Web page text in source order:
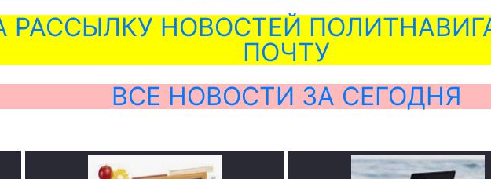
НОВОСТЕЙ
ПОЧТУ
ВСЕ НОВОСТИ ЗА СЕГОДНЯ